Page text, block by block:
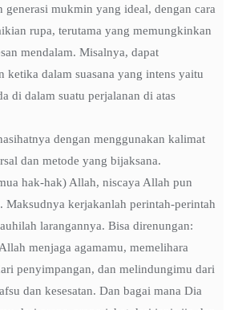
generasi mukmin yang ideal, dengan cara
rupa, terutama yang memungkinkan
mendalam. Misalnya, dapat
ketika dalam suasana yang intens yaitu
di dalam suatu perjalanan di atas
dengan menggunakan kalimat
dan metode yang bijaksana.
hak-hak) Allah, niscaya Allah pun
Maksudnya kerjakanlah perintah-perintah
larangannya. Bisa direnungan:
menjaga agamamu, memelihara
penyimpangan, dan melindungimu dari
dan kesesatan. Dan bagai mana Dia